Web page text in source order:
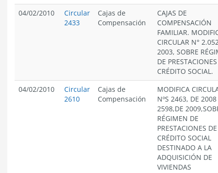
04/02/2010
Circular
2433
Cajas de
Compensación
CAJAS DE
COMPENSACIÓN
FAMILIAR.
CIRCULAR N°
2003, SOBRE
DE
CRÉDITO SOCIAL.
04/02/2010
Circular
2610
Cajas de
Compensación
MODIFICA
NºS 2463, DE 2008
2598,DE
RÉGIMEN DE
PRESTACIONES DE
CRÉDITO SOCIAL
DESTINADO A LA
ADQUISICIÓN DE
VIVIENDAS